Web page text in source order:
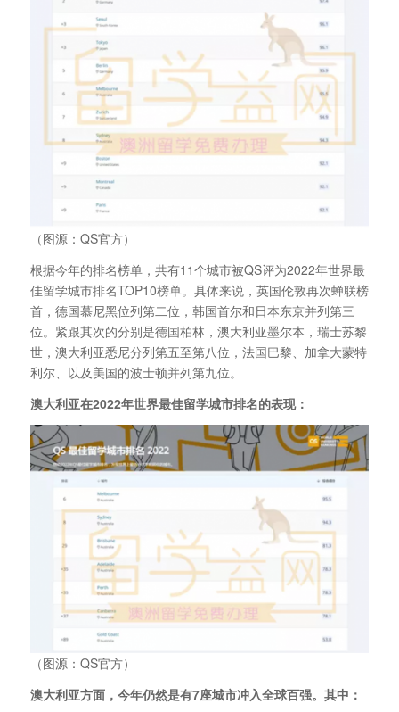
（图源：QS官方）
根据今年的排名榜单，共有11个城市被QS评为2022年世界最
佳留学城市排名TOP10榜单。具体来说，英国伦敦再次蝉联榜
首，德国慕尼黑位列第二位，韩国首尔和日本东京并列第三
位。紧跟其次的分别是德国柏林，澳大利亚墨尔本，瑞士苏黎
世，澳大利亚悉尼分列第五至第八位，法国巴黎、加拿大蒙特
利尔、以及美国的波士顿并列第九位。
澳大利亚在2022年世界最佳留学城市排名的表现：
（图源：QS官方）
澳大利亚方面，今年仍然是有7座城市冲入全球百强。其中：